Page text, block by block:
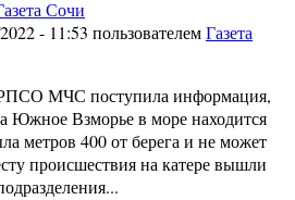
- 11:53 пользователемГазета
МЧС поступила информация,
Южное Взморье в море находится
метров 400 от берега и не может
происшествия на катере вышли